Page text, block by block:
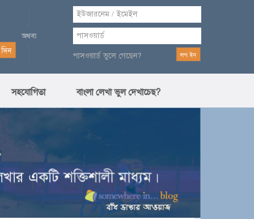
পাসওয়ার্ড ভুলে গেছেন?
সহযোগিতা বাংলা লেখা ভুল দেখাচেছ?